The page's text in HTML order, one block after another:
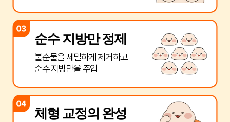
순수 지방만 정제
불순물을 세밀하게 제거하고
순수 지방만을 주입
체형 교정의 완성